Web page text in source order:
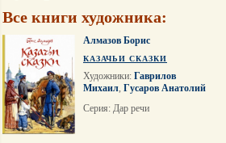
Все книги художника:
Алмазов Борис
КАЗАЧЬИ СКАЗКИ
Художники: Гаврилов
Михаил, Гусаров Анатолий
Серия: Дар речи